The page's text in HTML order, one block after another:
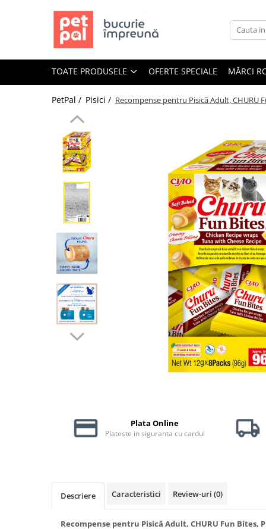
Toate Produsele
Câine Junior
Hrană Umedă Câini
Diete Veterinare Câini
Recompense Câini
Piele Presată
Semi-umede
Antiparazitare Câini
Culcușuri & Saltele Câini
Castroane și Adapatori
TOATE PRODUSELE OFERTE SPECIALE MĂRCI
PetPal / Pisici / Recompense pentru Pisică Adult, CHURU
Plata Online
Plateste in siguranta cu cardul
Descriere Caracteristici Review-uri (0)
Recompense pentru Pisică Adult, CHURU Fun Bites,